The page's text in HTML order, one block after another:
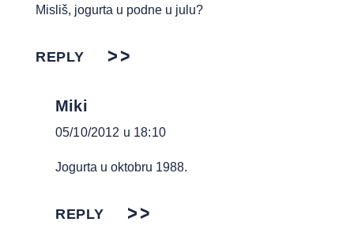
Misliš, jogurta u podne u julu?
REPLY
Miki
05/10/2012 u 18:10
Jogurta u oktobru 1988.
REPLY